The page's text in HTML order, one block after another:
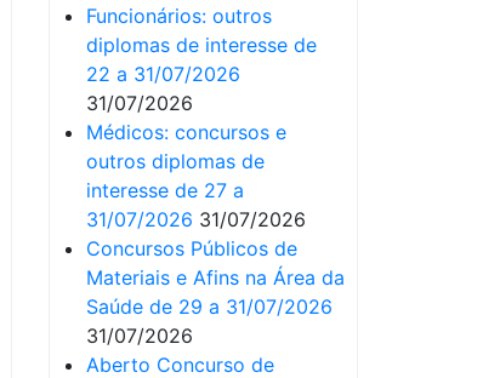
Funcionários: outros
diplomas de interesse de
22 a 31/07/2026
31/07/2026
Médicos: concursos e
outros diplomas de
interesse de 27 a
31/07/2026 31/07/2026
Concursos Públicos de
Materiais e Afins na Área da
Saúde de 29 a 31/07/2026
31/07/2026
Aberto Concurso de